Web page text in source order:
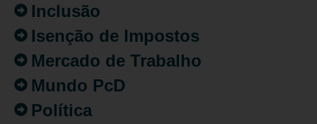
Inclusão
Isenção de Impostos
Mercado de Trabalho
Mundo PcD
Política